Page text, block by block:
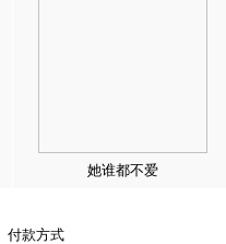
她谁都不爱
付款方式